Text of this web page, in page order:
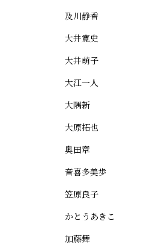
及川静香
大井寛史
大井萌子
大江一人
大隅新
大原拓也
奥田章
音喜多美歩
笠原良子
かとうあきこ
加藤舞